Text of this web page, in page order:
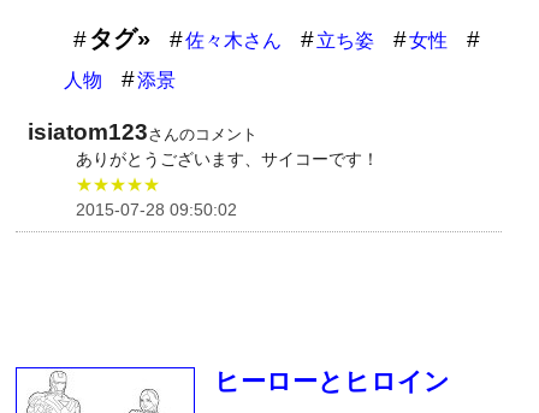
タグ» 佐々木さん 立ち姿
女性
人物
添景
isiatom123さんのコメント
ありがとうございます、サイコーです！
★★★★★
2015-07-28 09:50:02
ヒーローとヒロイン